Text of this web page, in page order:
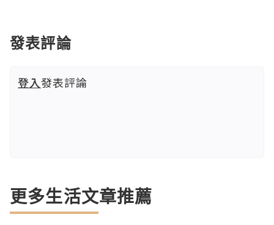
發表評論
登入發表評論
更多生活文章推薦